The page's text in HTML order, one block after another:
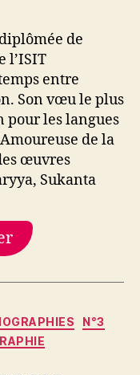
de
l’ISIT
entre
Son vœu le plus
pour les langues
de la
œuvres
Sukanta
N°3